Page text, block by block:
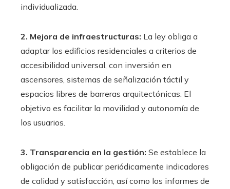
individualizada.
2. Mejora de infraestructuras: La ley obliga a
adaptar los edificios residenciales a criterios de
accesibilidad universal, con inversión en
ascensores, sistemas de señalización táctil y
espacios libres de barreras arquitectónicas. El
objetivo es facilitar la movilidad y autonomía de
los usuarios.
3. Transparencia en la gestión: Se establece la
obligación de publicar periódicamente indicadores
de calidad y satisfacción, así como los informes de